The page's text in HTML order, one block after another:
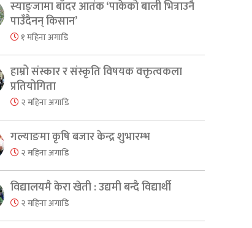
स्याङ्जामा बाँदर आतंक ‘पाकेको बाली भित्राउनै
पाउँदैनन् किसान’
१ महिना अगाडि
हाम्रो संस्कार र संस्कृति विषयक वक्तृत्वकला
प्रतियोगिता
२ महिना अगाडि
गल्याङमा कृषि बजार केन्द्र शुभारम्भ
२ महिना अगाडि
विद्यालयमै केरा खेती : उद्यमी बन्दै विद्यार्थी
२ महिना अगाडि